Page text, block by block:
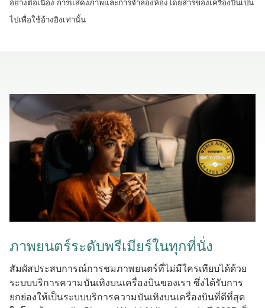
อย่างต่อเนื่อง การแสดงภาพและการจําลองห้องโดยสารของเครื่องบินเป็น
ไปเพื่อใช้อ้างอิงเท่านั้น
ภาพยนตร์ระดับพรีเมียร์ในทุกที่นั่ง
สัมผัสประสบการณ์การชมภาพยนตร์ที่ไม่มีใครเทียบได้ด้วย
ระบบบริการความบันเทิงบนเครื่องบินของเรา ซึ่งได้รับการ
ยกย่องให้เป็นระบบบริการความบันเทิงบนเครื่องบินที่ดีที่สุด